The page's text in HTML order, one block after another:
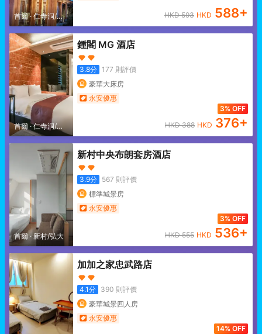
首爾·仁寺洞/北
村
HKD593 HKD 588+
首爾 ·仁寺洞/北
村
鍾閣 MG 酒店
3.8分 177 則評價
豪華大床房
永安優惠
3% OFF
HKD388 HKD 376+
首爾·新村/弘大
新村中央布朗套房酒店
3.9分 567 則評價
標準城景房
永安優惠
3% OFF
HKD555 HKD 536+
加加之家忠武路店
4.1分 390 則評價
豪華城景四人房
永安優惠
14% OFF